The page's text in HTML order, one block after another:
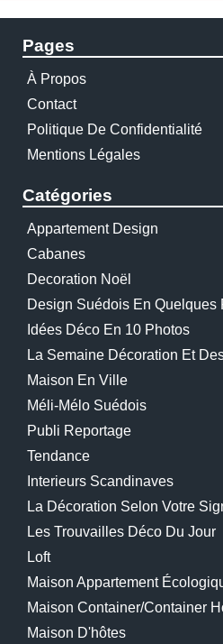
Pages
À Propos
Contact
Politique De Confidentialité
Mentions Légales
Catégories
Appartement Design
Cabanes
Decoration Noël
Design Suédois En Quelques
Idées Déco En 10 Photos
La Semaine Décoration Et
Maison En Ville
Méli-Mélo Suédois
Publi Reportage
Tendance
Interieurs Scandinaves
La Décoration Selon Votre
Les Trouvailles Déco Du Jour
Loft
Maison Appartement
Maison Container/container
Maison D'hôtes